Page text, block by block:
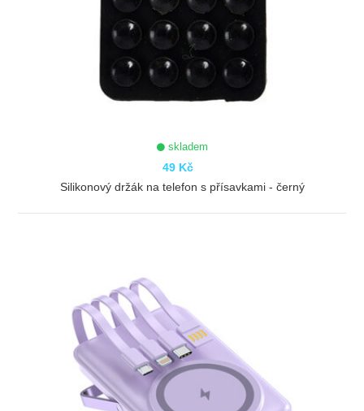
skladem
49 Kč
Silikonový držák na telefon s přísavkami - černý